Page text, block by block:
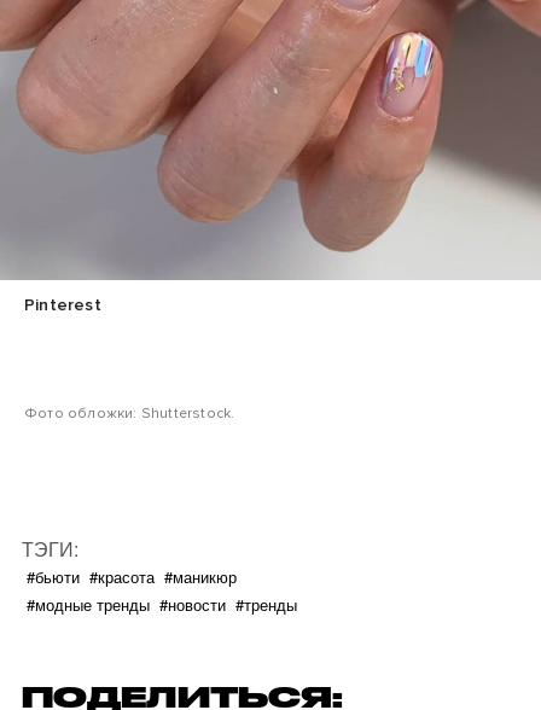
Pinterest
Фото обложки: Shutterstock.
ТЭГИ:
#бьюти #красота #маникюр
#модные тренды #новости #тренды
ПОДЕЛИТЬСЯ: